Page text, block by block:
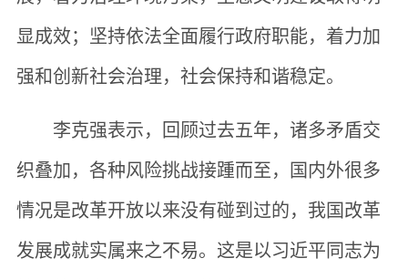
显成效；坚持依法全面履行政府职能，着力加
强和创新社会治理，社会保持和谐稳定。
李克强表示，回顾过去五年，诸多矛盾交
织叠加，各种风险挑战接踵而至，国内外很多
情况是改革开放以来没有碰到过的，我国改革
发展成就实属来之不易。这是以习近平同志为